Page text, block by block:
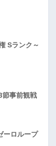
Sランク～
節事前観戦
ーロループ